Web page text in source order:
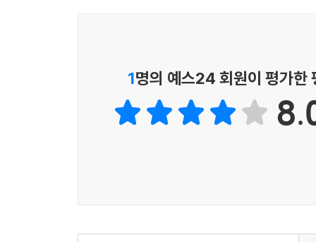
8.9 단계 4: 화면의 단위 테스트(이상계)
8.10 단위 테스트의 지침
8.11 정리
1명의 예스24 회원이 평가한